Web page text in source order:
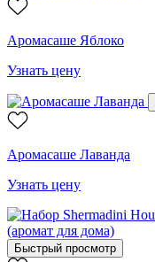
Аромасаше Яблоко
Узнать цену
Аромасаше Лаванда
Узнать цену
Быстрый просмотр